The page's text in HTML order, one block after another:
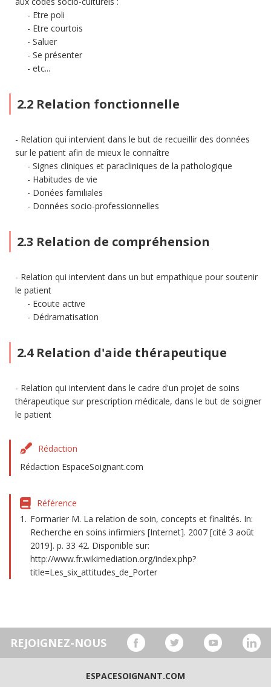
Etre poli
Etre courtois
Saluer
Se présenter
etc...
2.2 Relation fonctionnelle
Relation qui intervient dans le but de recueillir des données
sur le patient afin de mieux le connaître
Signes cliniques et paracliniques de la pathologique
Habitudes de vie
Donées familiales
Données socio-professionnelles
2.3 Relation de compréhension
Relation qui intervient dans un but empathique pour soutenir
le patient
Ecoute active
Dédramatisation
2.4 Relation d'aide thérapeutique
Relation qui intervient dans le cadre d'un projet de soins
thérapeutique sur prescription médicale, dans le but de soigner
le patient
Rédaction
Rédaction EspaceSoignant.com
Référence
Formarier M. La relation de soin, concepts et finalités. In:
Recherche en soins infirmiers [Internet]. 2007 [cité 3 août
2019]. p. 33 42. Disponible sur:
http://www.fr.wikimediation.org/index.php?
title=Les_six_attitudes_de_Porter
REJOIGNEZ-NOUS
ESPACESOIGNANT.COM